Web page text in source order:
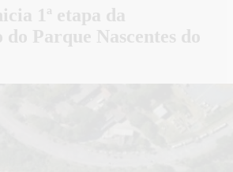
1ª etapa da
Parque Nascentes do